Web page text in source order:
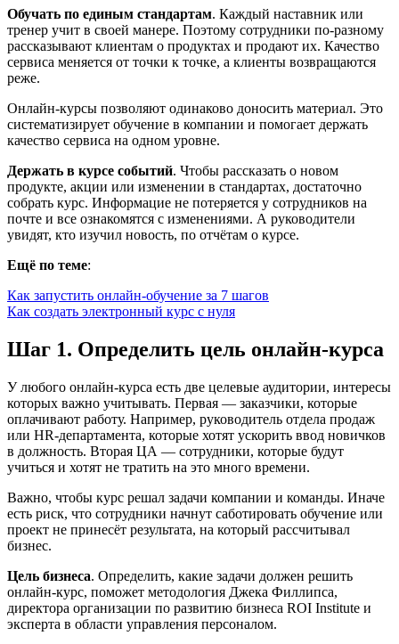
Обучать по единым стандартам. Каждый наставник или
тренер учит в своей манере. Поэтому сотрудники по-разному
рассказывают клиентам о продуктах и продают их. Качество
сервиса меняется от точки к точке, а клиенты возвращаются
реже.
Онлайн-курсы позволяют одинаково доносить материал. Это
систематизирует обучение в компании и помогает держать
качество сервиса на одном уровне.
Держать в курсе событий. Чтобы рассказать о новом
продукте, акции или изменении в стандартах, достаточно
собрать курс. Информацие не потеряется у сотрудников на
почте и все ознакомятся с изменениями. А руководители
увидят, кто изучил новость, по отчётам о курсе.
Ещё по теме:
Как запустить онлайн-обучение за 7 шагов
Как создать электронный курс с нуля
Шаг 1. Определить цель онлайн-курса
У любого онлайн-курса есть две целевые аудитории, интересы
которых важно учитывать. Первая — заказчики, которые
оплачивают работу. Например, руководитель отдела продаж
или HR-департамента, которые хотят ускорить ввод новичков
в должность. Вторая ЦА — сотрудники, которые будут
учиться и хотят не тратить на это много времени.
Важно, чтобы курс решал задачи компании и команды. Иначе
есть риск, что сотрудники начнут саботировать обучение или
проект не принесёт результата, на который рассчитывал
бизнес.
Цель бизнеса. Определить, какие задачи должен решить
онлайн-курс, поможет методология Джека Филлипса,
директора организации по развитию бизнеса ROI Institute и
эксперта в области управления персоналом.